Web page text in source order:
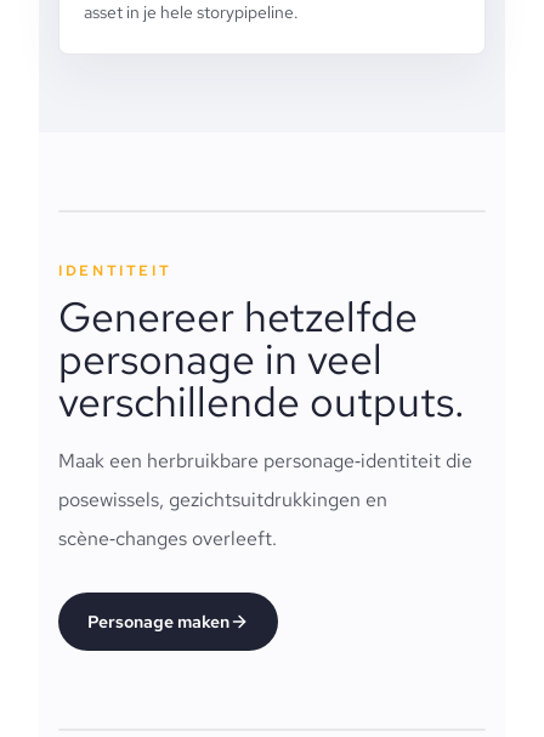
asset in je hele storypipeline.
IDENTITEIT
Genereer hetzelfde
personage in veel
verschillende outputs.
Maak een herbruikbare personage‑identiteit die
posewissels, gezichtsuitdrukkingen en
scène‑changes overleeft.
Personage maken